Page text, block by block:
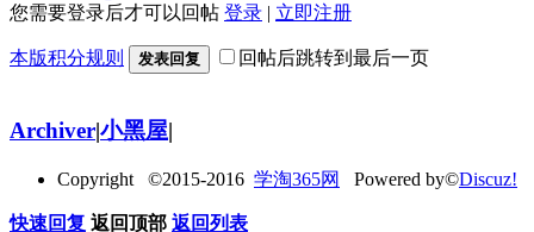
您需要登录后才可以回帖 登录 | 立即注册
本版积分规则 发表回复 回帖后跳转到最后一页
Archiver|小黑屋|
Copyright ©2015-2016 学淘365网 Powered by©Discuz!
快速回复 返回顶部 返回列表